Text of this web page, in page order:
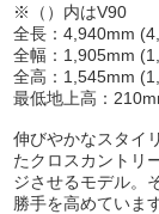
※（）内はV90
全長：4,940mm
全幅：1,905mm
全高：1,545mm
最低地上高：
伸びやかなスタイ
たクロスカントリ
ジさせるモデル。
勝手を高めています